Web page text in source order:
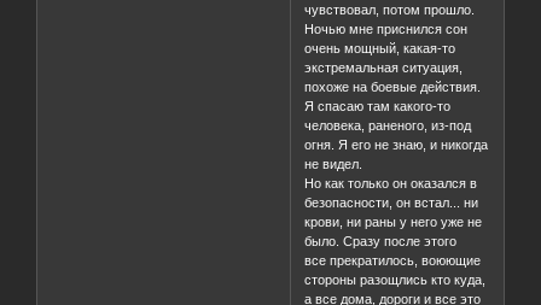
чувствовал, потом прошло.
Ночью мне приснился сон
очень мощный, какая-то
экстремальная ситуация,
похоже на боевые действия.
Я спасаю там какого-то
человека, раненого, из-под
огня. Я его не знаю, и никогда
не видел.
Но как только он оказался в
безопасности, он встал... ни
крови, ни раны у него уже не
было. Сразу после этого
все прекратилось, воюющие
стороны разощлись кто куда,
а все дома, дороги и все это